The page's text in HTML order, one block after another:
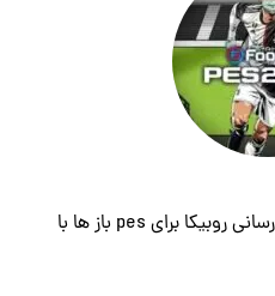
یکی از بروز ترین کانال های اطلاع رسانی روبیکا برای pes باز ها با